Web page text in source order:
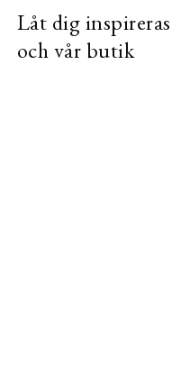
Låt dig
och vår butik